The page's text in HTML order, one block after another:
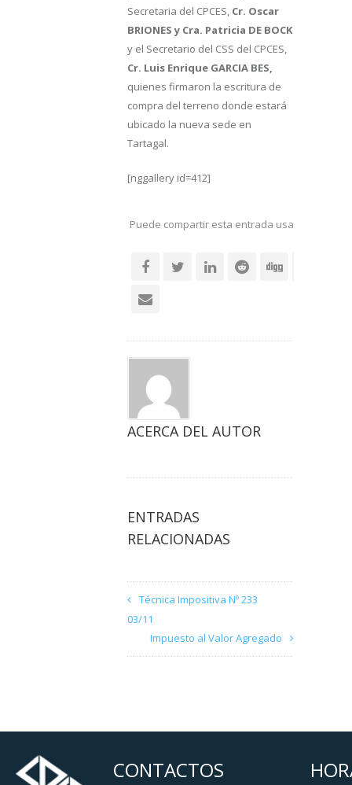
Secretaria del CPCES, Cr. Oscar
BRIONES y Cra. Patricia DE BOCK
y el Secretario del CSS del CPCES,
Cr. Luis Enrique GARCIA BES,
quienes firmaron la escritura de
compra del terreno donde estará
ubicado la nueva sede en
Tartagal.
[nggallery id=412]
Puede compartir esta entrada usando sus
ACERCA DEL AUTOR
ENTRADAS
RELACIONADAS
Técnica Impositiva Nº 233
03/11
Impuesto al Valor Agregado
CONTACTOS